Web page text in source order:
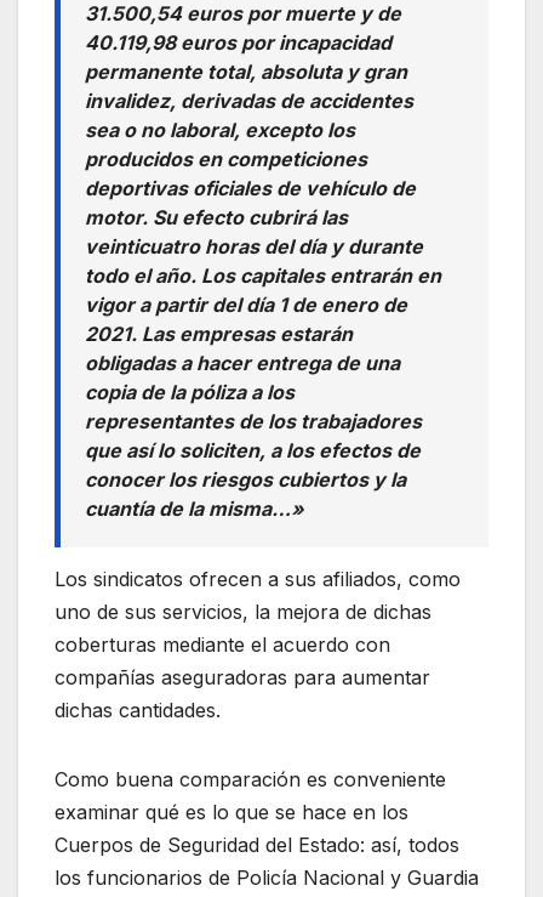
31.500,54 euros por muerte y de
40.119,98 euros por incapacidad
permanente total, absoluta y gran
invalidez, derivadas de accidentes
sea o no laboral, excepto los
producidos en competiciones
deportivas oficiales de vehículo de
motor. Su efecto cubrirá las
veinticuatro horas del día y durante
todo el año. Los capitales entrarán en
vigor a partir del día 1 de enero de
2021. Las empresas estarán
obligadas a hacer entrega de una
copia de la póliza a los
representantes de los trabajadores
que así lo soliciten, a los efectos de
conocer los riesgos cubiertos y la
cuantía de la misma…»
Los sindicatos ofrecen a sus afiliados, como
uno de sus servicios, la mejora de dichas
coberturas mediante el acuerdo con
compañías aseguradoras para aumentar
dichas cantidades.
Como buena comparación es conveniente
examinar qué es lo que se hace en los
Cuerpos de Seguridad del Estado: así, todos
los funcionarios de Policía Nacional y Guardia